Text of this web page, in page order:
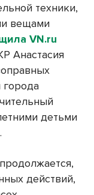
техники,
вещами
VN.ru
Анастасия
города
детьми
действий,